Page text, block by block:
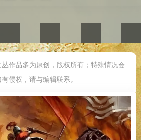
丛作品多为原创，版权所有；特殊情况会
侵权，请与编辑联系。